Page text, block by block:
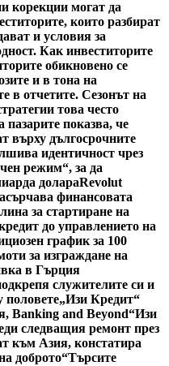
корекции могат да
които разбират
и условия за
Как инвеститорите
обикновено се
и в тона на
в отчетите. Сезонът на
това често
показва, че
върху дългосрочните
идентичност чрез
режим“, за да
долараRevolut
финансовата
за стартиране на
до управлението на
график за 100
за изграждане на
в Гърция
служителите си и
половете„Изи Кредит“
Banking and Beyond“Изи
следващия ремонт през
към Азия, констатира
доброто“Търсите